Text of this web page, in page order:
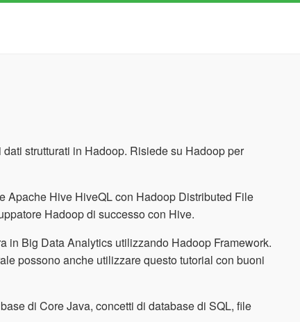
strutturati in Hadoop. Risiede su Hadoop per
Apache Hive HiveQL con Hadoop Distributed File
Hadoop di successo con Hive.
in Big Data Analytics utilizzando Hadoop Framework.
possono anche utilizzare questo tutorial con buoni
di Core Java, concetti di database di SQL, file